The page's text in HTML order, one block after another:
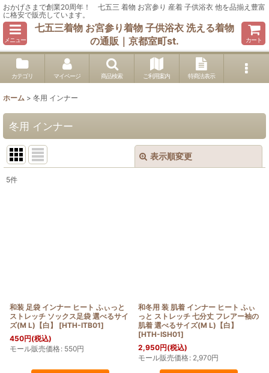
おかげさまで創業20周年！ 七五三 着物 お宮参り 産着 子供浴衣 他を品揃え豊富
に格安で販売しています。
メニュー
七五三着物 お宮参り着物 子供浴衣 洗える着物
の通販｜京都室町st.
カート
カテゴリ マイページ 商品検索 ご利用案内 特商法表示
ホーム > 冬用 インナー
冬用 インナー
表示順変更
5件
和装 足袋 インナー ヒート ふぃっと
ストレッチ ソックス足袋 選べるサイ
ズ(M L)【白】
[HTH-ITB01]
450円(税込)
モール販売価格: 550円
和冬用 装 肌着 インナー ヒート ふぃ
っと ストレッチ 七分丈 フレアー袖の
肌着 選べるサイズ(M L)【白】
[HTH-ISH01]
2,950円(税込)
モール販売価格: 2,970円